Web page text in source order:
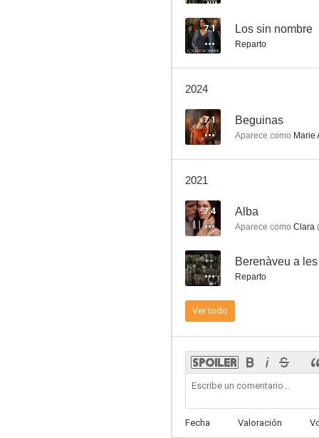
El enigma Verdaguer
Volveremos
6.5
7.1 Los sin nombre
Reparto
2024
7.1 Beguinas
Aparece como Marie
2021
7.4 Alba
Aparece como Clara (
-- Berenàveu a
Reparto
Ver todo
Fecha Valoración